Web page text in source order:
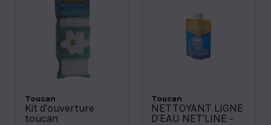
Toucan
Kit d'ouverture
toucan
Toucan
NETTOYANT LIGNE
D'EAU NET'LINE -